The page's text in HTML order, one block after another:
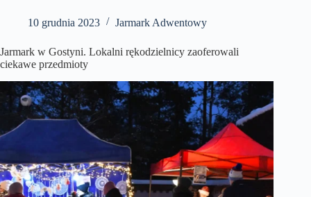
10 grudnia 2023 Jarmark Adwentowy
Jarmark w Gostyni. Lokalni rękodzielnicy zaoferowali
ciekawe przedmioty